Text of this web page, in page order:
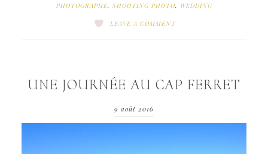
PHOTOGRAPHE, SHOOTING PHOTO WEDDING
LEAVE A COMMENT
UNE JOURNÉE AU CAP FERRET
9 août 2016